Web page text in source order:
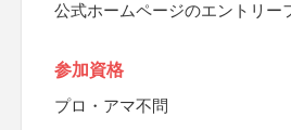
公式ホームページのエントリー
参加資格
プロ・アマ不問